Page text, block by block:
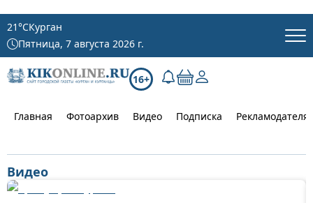
21°CКурган
Пятница, 7 августа 2026 г.
16+
Главная Фотоархив Видео Подписка
Видео